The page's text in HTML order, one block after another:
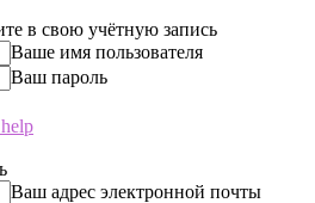
в свою учётную запись
Ваше имя пользователя
Ваш пароль
Ваш адрес электронной почты